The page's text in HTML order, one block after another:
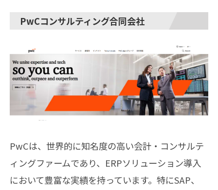
PwCコンサルティング合同会社
PwCは、世界的に知名度の高い会計・コンサルテ
ィングファームであり、ERPソリューション導入
において豊富な実績を持っています。特にSAP、